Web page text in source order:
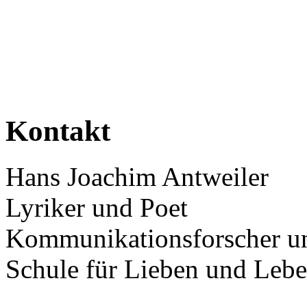
Kontakt
Hans Joachim Antweiler
Lyriker und Poet
Kommunikationsforscher
Schule für Lieben und